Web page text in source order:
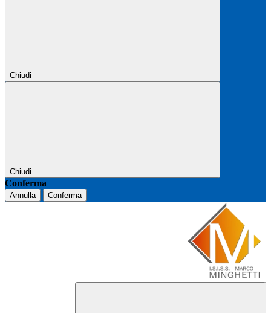
Chiudi
Chiudi
Conferma
Annulla Conferma